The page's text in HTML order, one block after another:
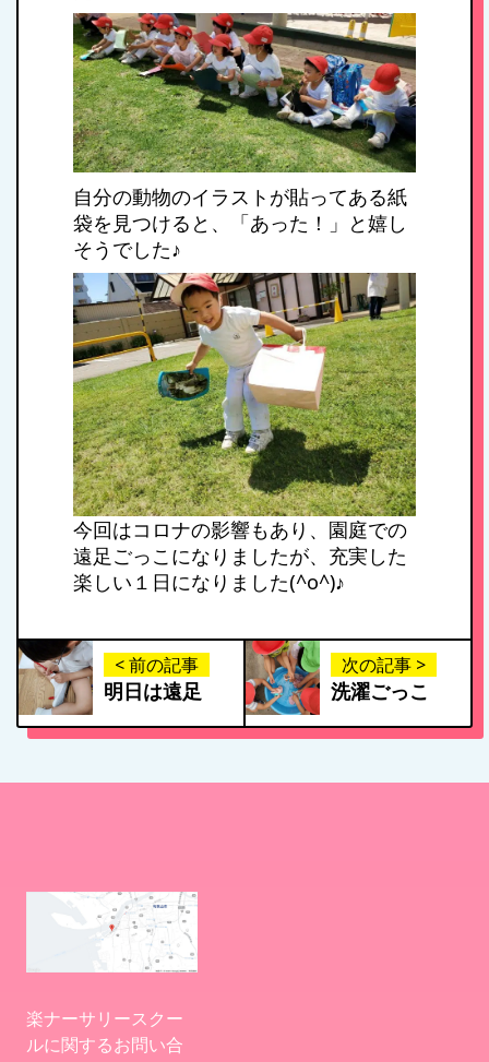
自分の動物のイラストが貼ってある紙
袋を見つけると、「あった！」と嬉し
そうでした♪
今回はコロナの影響もあり、園庭での
遠足ごっこになりましたが、充実した
楽しい１日になりました(^o^)♪
< 前の記事
明日は遠足
次の記事 >
洗濯ごっこ
楽ナーサリースクー
ルに関するお問い合